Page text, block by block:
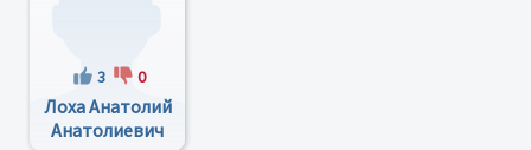
3 0
Лоха Анатолий
Анатолиевич